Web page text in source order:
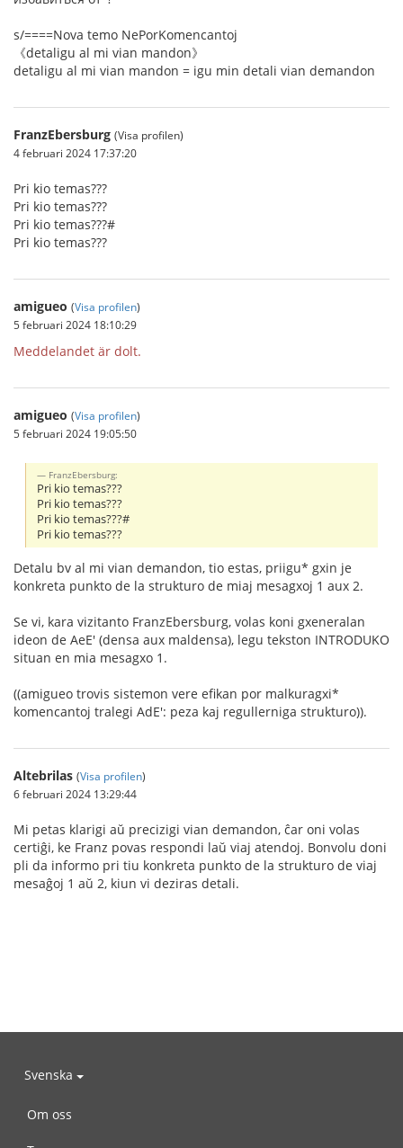
s/====Nova temo NePorKomencantoj
《detaligu al mi vian mandon》
detaligu al mi vian mandon = igu min detali vian demandon
FranzEbersburg (Visa profilen)
4 februari 2024 17:37:20
Pri kio temas???
Pri kio temas???
Pri kio temas???#
Pri kio temas???
amigueo (Visa profilen)
5 februari 2024 18:10:29
Meddelandet är dolt.
amigueo (Visa profilen)
5 februari 2024 19:05:50
FranzEbersburg:
Pri kio temas???
Pri kio temas???
Pri kio temas???#
Pri kio temas???
Detalu bv al mi vian demandon, tio estas, priigu* gxin je
konkreta punkto de la strukturo de miaj mesagxoj 1 aux 2.
Se vi, kara vizitanto FranzEbersburg, volas koni gxeneralan
ideon de AeE' (densa aux maldensa), legu tekston INTRODUKO
situan en mia mesagxo 1.
((amigueo trovis sistemon vere efikan por malkuragxi*
komencantoj tralegi AdE': peza kaj regullerniga strukturo)).
Altebrilas (Visa profilen)
6 februari 2024 13:29:44
Mi petas klarigi aŭ precizigi vian demandon, ĉar oni volas
certiĝi, ke Franz povas respondi laŭ viaj atendoj. Bonvolu doni
pli da informo pri tiu konkreta punkto de la strukturo de viaj
mesaĝoj 1 aŭ 2, kiun vi deziras detali.
Svenska
Om oss